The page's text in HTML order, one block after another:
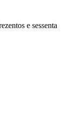
e sessenta